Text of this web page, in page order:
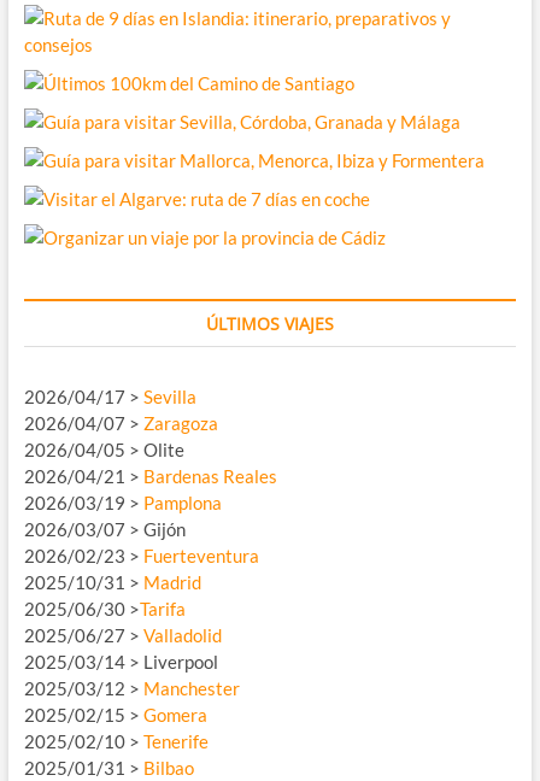
ÚLTIMOS VIAJES
2026/04/17 > Sevilla
2026/04/07 > Zaragoza
2026/04/05 > Olite
2026/04/21 > Bardenas Reales
2026/03/19 > Pamplona
2026/03/07 > Gijón
2026/02/23 > Fuerteventura
2025/10/31 > Madrid
2025/06/30 >Tarifa
2025/06/27 > Valladolid
2025/03/14 > Liverpool
2025/03/12 > Manchester
2025/02/15 > Gomera
2025/02/10 > Tenerife
2025/01/31 > Bilbao